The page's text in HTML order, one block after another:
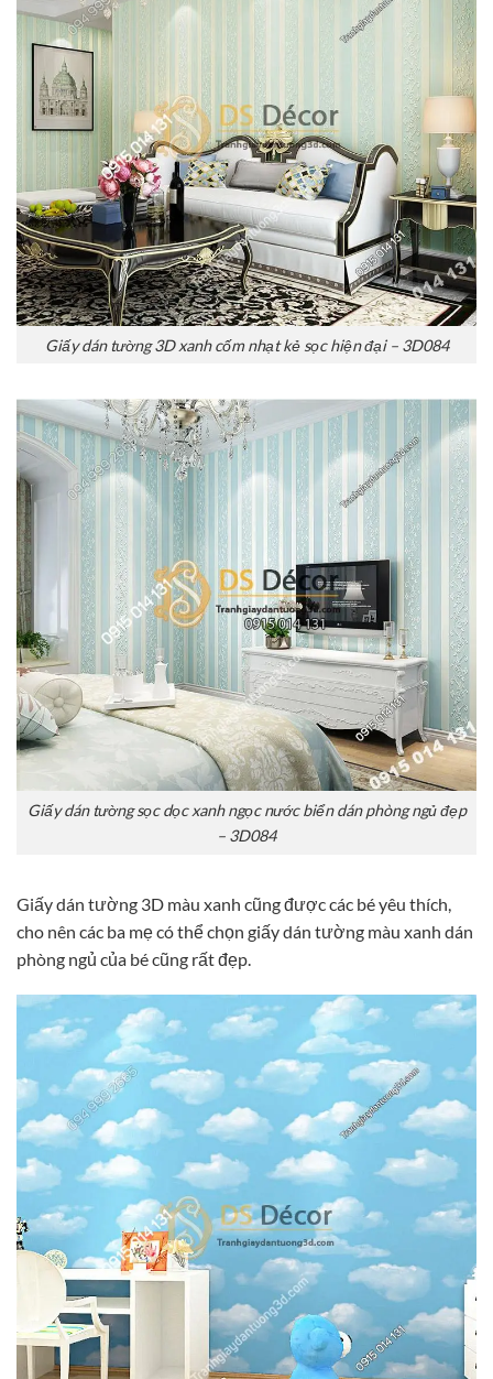
Giấy dán tường 3D xanh cốm nhạt kẻ sọc hiện đại – 3D084
Giấy dán tường sọc dọc xanh ngọc nước biển dán phòng ngủ đẹp
– 3D084
Giấy dán tường 3D màu xanh cũng được các bé yêu thích,
cho nên các ba mẹ có thể chọn giấy dán tường màu xanh dán
phòng ngủ của bé cũng rất đẹp.